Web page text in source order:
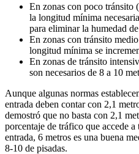
En zonas con poco tránsito
la longitud mínima
para eliminar la humedad
En zonas con tránsito
longitud mínima se
En zonas de tránsito
son necesarios de 8 a 10
Aunque algunas normas
entrada deben contar con 2,1
demostró que no basta con 2,1
porcentaje de tráfico que accede a
entrada, 6 metros es una buena
8-10 de pisadas.